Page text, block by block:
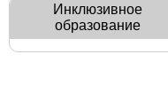
Инклюзивное
образование